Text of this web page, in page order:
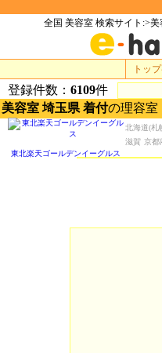
全国 美容室 検索サイト:>
登録件数： 6109件
美容室 埼玉県 着付の理容室
北海道(札
滋賀 京都
トッ
東北楽天ゴールデンイーグルス